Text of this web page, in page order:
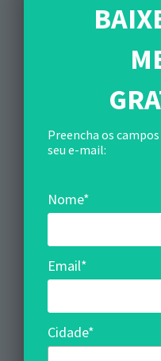
Preencha os
seu e-mail:
Nome*
Email*
Cidade*